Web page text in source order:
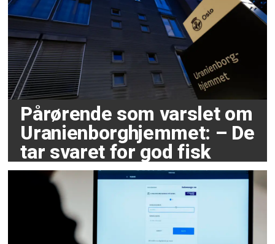
Pårørende som varslet om
Uranienborghjemmet: – De
tar svaret for god fisk